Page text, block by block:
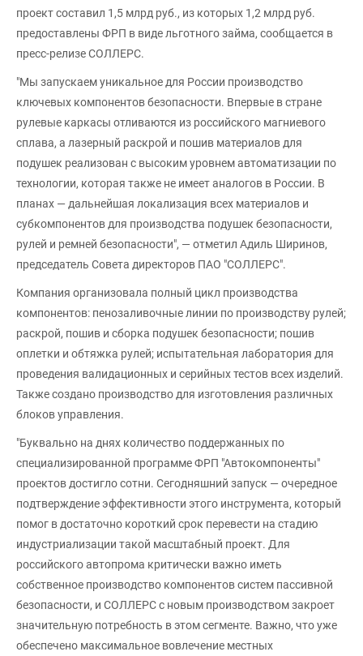
проект составил 1,5 млрд руб., из которых 1,2 млрд руб.
предоставлены ФРП в виде льготного займа, сообщается в
пресс-релизе СОЛЛЕРС.
"Мы запускаем уникальное для России производство
ключевых компонентов безопасности. Впервые в стране
рулевые каркасы отливаются из российского магниевого
сплава, а лазерный раскрой и пошив материалов для
подушек реализован с высоким уровнем автоматизации по
технологии, которая также не имеет аналогов в России. В
планах — дальнейшая локализация всех материалов и
субкомпонентов для производства подушек безопасности,
рулей и ремней безопасности", — отметил Адиль Ширинов,
председатель Совета директоров ПАО "СОЛЛЕРС".
Компания организовала полный цикл производства
компонентов: пенозаливочные линии по производству рулей;
раскрой, пошив и сборка подушек безопасности; пошив
оплетки и обтяжка рулей; испытательная лаборатория для
проведения валидационных и серийных тестов всех изделий.
Также создано производство для изготовления различных
блоков управления.
"Буквально на днях количество поддержанных по
специализированной программе ФРП "Автокомпоненты"
проектов достигло сотни. Сегодняшний запуск — очередное
подтверждение эффективности этого инструмента, который
помог в достаточно короткий срок перевести на стадию
индустриализации такой масштабный проект. Для
российского автопрома критически важно иметь
собственное производство компонентов систем пассивной
безопасности, и СОЛЛЕРС с новым производством закроет
значительную потребность в этом сегменте. Важно, что уже
обеспечено максимальное вовлечение местных